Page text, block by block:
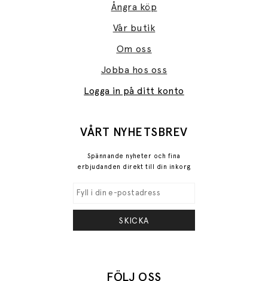
Ångra köp
Vår butik
Om oss
Jobba hos oss
Logga in på ditt konto
VÅRT NYHETSBREV
Spännande nyheter och fina
erbjudanden direkt till din inkorg
SKICKA
FÖLJ OSS